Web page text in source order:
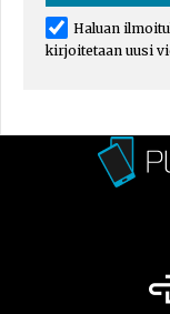
Haluan
kirjoitetaan uusi